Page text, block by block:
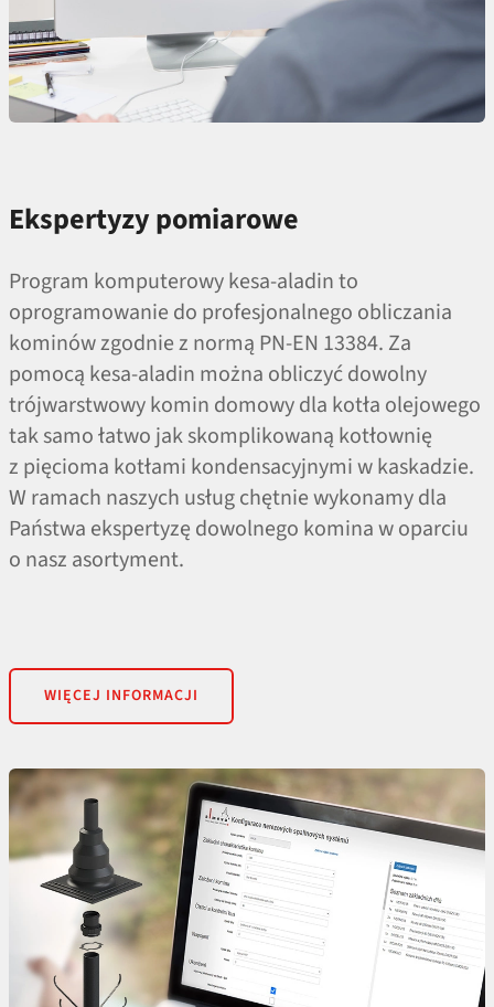
Ekspertyzy pomiarowe
Program komputerowy kesa-aladin to
oprogramowanie do profesjonalnego obliczania
kominów zgodnie z normą PN-EN 13384. Za
pomocą kesa-aladin można obliczyć dowolny
trójwarstwowy komin domowy dla kotła olejowego
tak samo łatwo jak skomplikowaną kotłownię
z pięcioma kotłami kondensacyjnymi w kaskadzie.
W ramach naszych usług chętnie wykonamy dla
Państwa ekspertyzę dowolnego komina w oparciu
o nasz asortyment.
WIĘCEJ INFORMACJI